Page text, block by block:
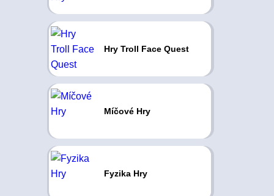
Hry Troll Face Quest
Míčové Hry
Fyzika Hry